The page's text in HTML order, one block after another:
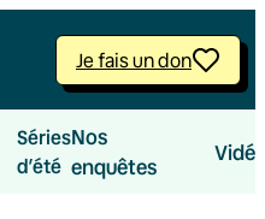
Je fais un don
Séries
d’été
Nos
enquêtes